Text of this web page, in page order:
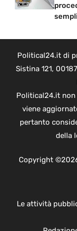
Political24.it di
Sistina 121,
Political24.it
viene
pertanto
della
Copyright
Le attività